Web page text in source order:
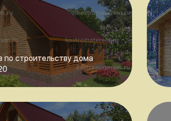
по строительству дома